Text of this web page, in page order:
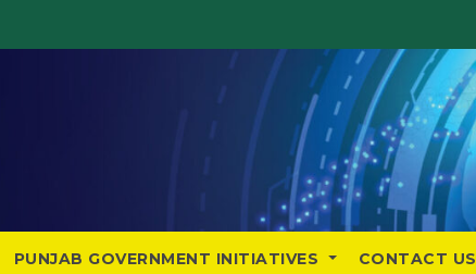
PUNJAB GOVERNMENT INITIATIVES CONTACT US